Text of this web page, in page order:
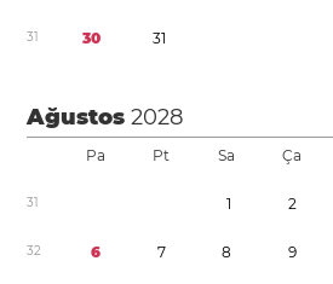
31 30 31
Ağustos2028
Pa Pt Sa Ça
31 1 2
32 6 7 8 9